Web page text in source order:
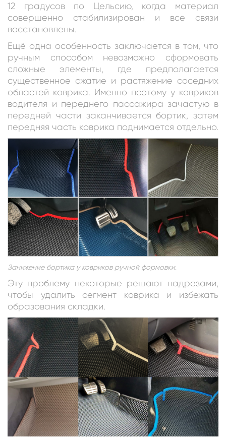
12 градусов по Цельсию, когда материал
совершенно стабилизирован и все связи
восстановлены.
Ещё одна особенность заключается в том, что
ручным способом невозможно сформовать
сложные элементы, где предполагается
существенное сжатие и растяжение соседних
областей коврика. Именно поэтому у ковриков
водителя и переднего пассажира зачастую в
передней части заканчивается бортик, затем
передняя часть коврика поднимается отдельно.
Занижение бортика у ковриков ручной формовки.
Эту проблему некоторые решают надрезами,
чтобы удалить сегмент коврика и избежать
образования складки.